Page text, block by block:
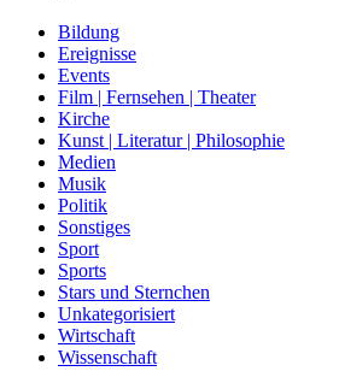
Bildung
Ereignisse
Events
Film | Fernsehen | Theater
Kirche
Kunst | Literatur | Philosophie
Medien
Musik
Politik
Sonstiges
Sport
Sports
Stars und Sternchen
Unkategorisiert
Wirtschaft
Wissenschaft